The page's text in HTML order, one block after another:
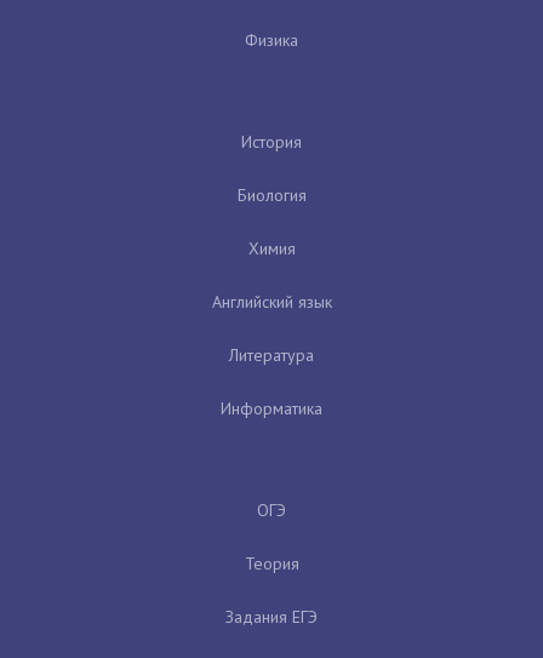
Физика
История
Биология
Химия
Английский язык
Литература
Информатика
ОГЭ
Теория
Задания ЕГЭ